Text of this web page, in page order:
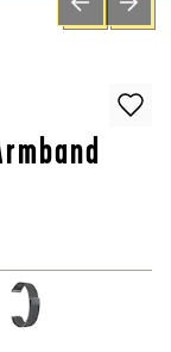
PREVIOUSNEXT